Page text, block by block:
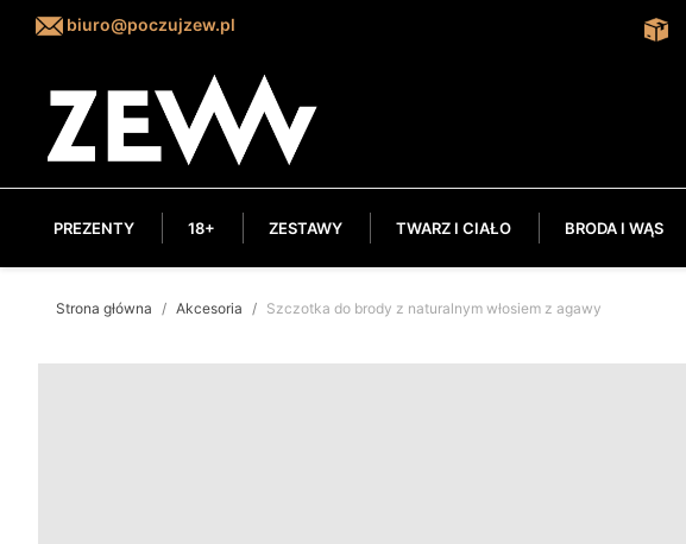
biuro@poczujzew.pl
PREZENTY 18+ ZESTAWY TWARZ I CIAŁO BRODA I WĄS
Strona główna Akcesoria Szczotka do brody z naturalnym włosiem z agawy